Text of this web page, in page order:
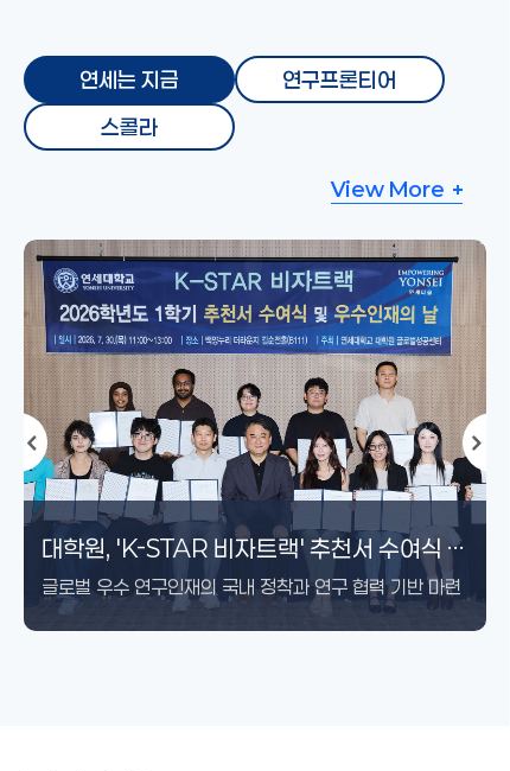
연세는 지금
연구프론티어
스콜라
경영대학, NH농협은행·NH투자증권과
‘농심천심’ 가치 확산 위한 업무협약 체결
대학원, 'K-STAR 비자트랙' 추천서 수여식 및
우수인재의 날 개최
글로벌 우수 연구인재의 국내 정착과 연구 협력 기반 마련
대학원 항공우주공학과 출범… 대한민국
우주항공 미래 비전 제시
세계적 고출력 전자파 학술대회 ‘GlobalEM
2026’ 개최
메모리 반도체 최고 전문가 한자리에… 'AI향
메모리 반도체 특론' 개설
우리 대학교, 엔비디아 주도 글로벌 AI-RAN
총회 아시아 첫 유치
제39주기 이한열 추모식 개최
故 최창규 박사 유족, 지속가능 교육·연구 위해
27만 5천 달러 기부
독일 연구중심대학 U15 총장단, 연세-IBS
방문
윤동섭 총장, 일본 게이오대 명예의학박사
학위 수여
우원식 국회의장에 명예정치학박사 학위 수여
‘면역-대사 네트워크 분석 연구지원센터’
개소… 정밀 바이오 연구 본격화
경영대학, NH농협은행·NH투자증권과
‘농심천심’ 가치 확산 위한 업무협약 체결
대학원, 'K-STAR 비자트랙' 추천서 수여식 및
우수인재의 날 개최
View More